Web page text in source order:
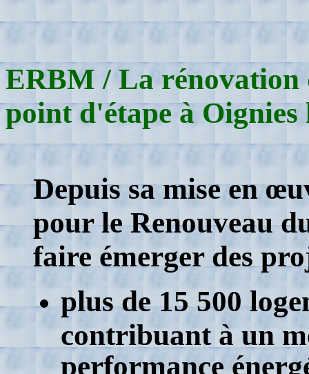
ERBM / La rénovation
point d'étape à Oignies
Depuis sa mise en
pour le Renouveau
faire émerger des
plus de 15 500
contribuant à un
performance